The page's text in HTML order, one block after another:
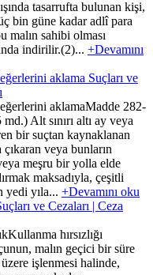
tasarrufta bulunan kişi,
bin güne kadar adlî para
malın sahibi olması
indirilir.(2)... +Devamını
aklama Suçları ve
aklamaMadde 282-
Alt sınırı altı ay veya
bir suçtan kaynaklanan
çıkaran veya bunların
meşru bir yolla elde
maksadıyla, çeşitli
yedi yıla... +Devamını oku
ve Cezaları | Ceza
hırsızlığı
malın geçici bir süre
işlenmesi halinde,